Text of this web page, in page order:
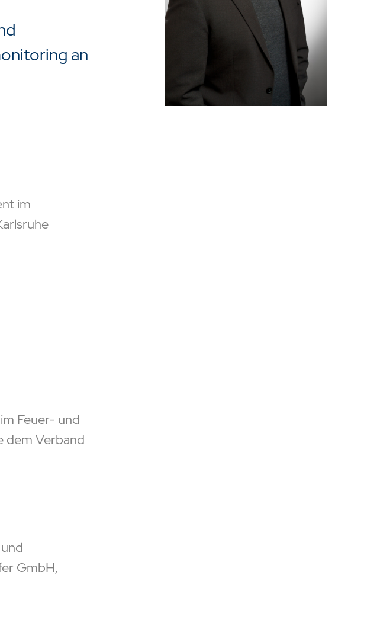
zu schließen.
an
im
Feuer- und
dem Verband
GmbH,